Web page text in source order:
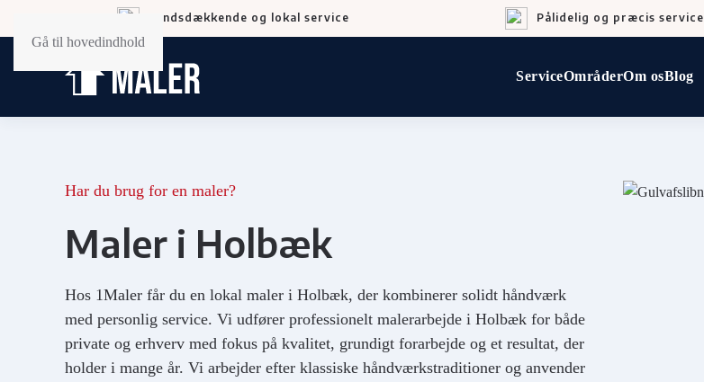
Gå til hovedindhold
ServiceOmråderOm osBlog
Landsdækkende og lokal service Pålidelig og præcis service
Har du brug for en maler?
Maler i Holbæk
Hos 1Maler får du en lokal maler i Holbæk, der kombinerer solidt håndværk
med personlig service. Vi udfører professionelt malerarbejde i Holbæk for både
private og erhverv med fokus på kvalitet, grundigt forarbejde og et resultat, der
holder i mange år. Vi arbejder efter klassiske håndværkstraditioner og anvender